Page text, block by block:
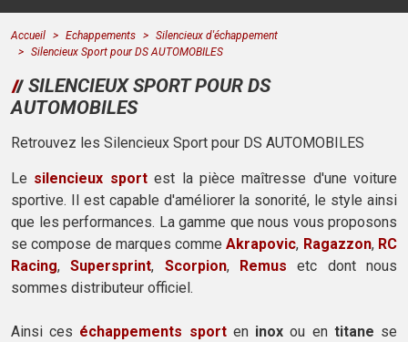
Accueil Echappements
Silencieux d'échappement
Silencieux Sport pour DS AUTOMOBILES
SILENCIEUX SPORT POUR DS
AUTOMOBILES
Retrouvez les Silencieux Sport pour DS AUTOMOBILES
Le silencieux sportest la pièce maîtresse d'une voiture
sportive. Il est capable d'améliorer la sonorité, le style ainsi
que les performances. La gamme que nous vous proposons
se compose de marques commeAkrapovic, Ragazzon, RC
Racing,Supersprint, Scorpion, Remus etc dont nous
sommes distributeur officiel.
Ainsi ces échappements sporten inox ou en titane se